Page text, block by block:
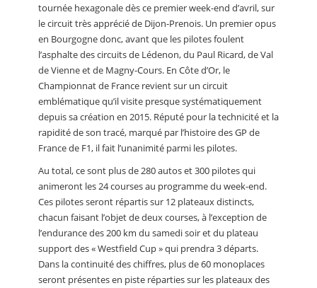
tournée hexagonale dès ce premier week-end d’avril, sur
le circuit très apprécié de Dijon-Prenois. Un premier opus
en Bourgogne donc, avant que les pilotes foulent
l’asphalte des circuits de Lédenon, du Paul Ricard, de Val
de Vienne et de Magny-Cours. En Côte d’Or, le
Championnat de France revient sur un circuit
emblématique qu’il visite presque systématiquement
depuis sa création en 2015. Réputé pour la technicité et la
rapidité de son tracé, marqué par l’histoire des GP de
France de F1, il fait l’unanimité parmi les pilotes.
Au total, ce sont plus de 280 autos et 300 pilotes qui
animeront les 24 courses au programme du week-end.
Ces pilotes seront répartis sur 12 plateaux distincts,
chacun faisant l’objet de deux courses, à l’exception de
l’endurance des 200 km du samedi soir et du plateau
support des « Westfield Cup » qui prendra 3 départs.
Dans la continuité des chiffres, plus de 60 monoplaces
seront présentes en piste réparties sur les plateaux des